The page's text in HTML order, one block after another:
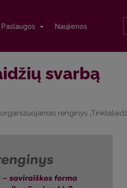
Paslaugos Naujienos
svarbą
renginys